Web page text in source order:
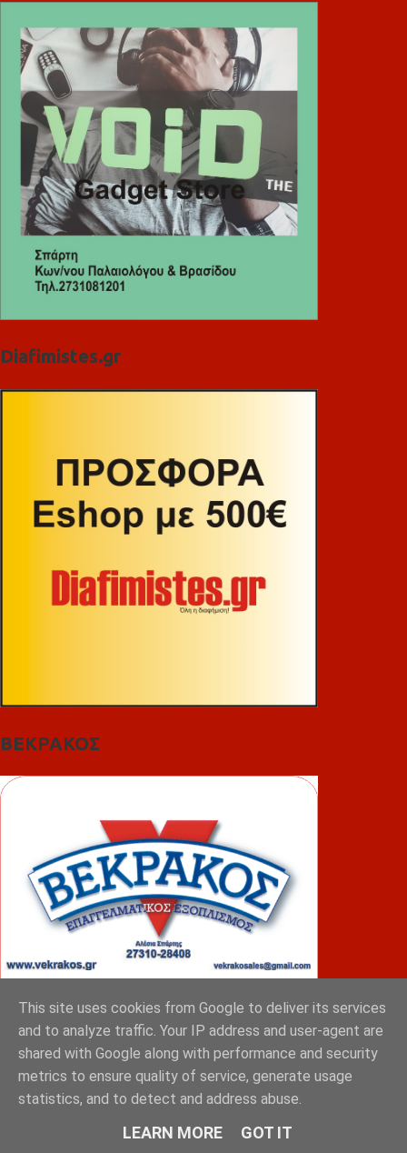
Diafimistes.gr
ΒΕΚΡΑΚΟΣ
ΦΟΥΝΤΑΣ
This site uses cookies from Google to deliver its services
and to analyze traffic. Your IP address and user-agent are
shared with Google along with performance and security
metrics to ensure quality of service, generate usage
statistics, and to detect and address abuse.
LEARN MORE GOT IT